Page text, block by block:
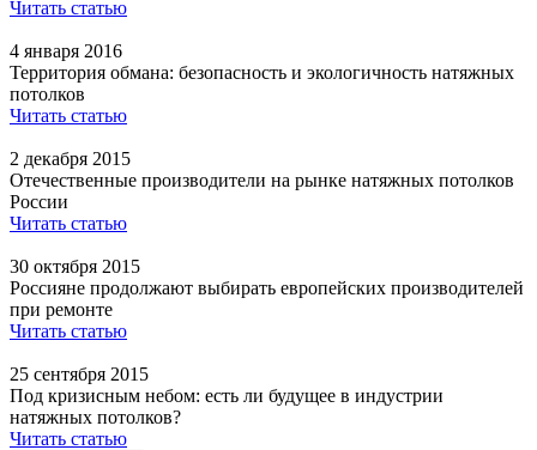
Читать статью
4 января 2016
Территория обмана: безопасность и экологичность натяжных
потолков
Читать статью
2 декабря 2015
Отечественные производители на рынке натяжных потолков
России
Читать статью
30 октября 2015
Россияне продолжают выбирать европейских производителей
при ремонте
Читать статью
25 сентября 2015
Под кризисным небом: есть ли будущее в индустрии
натяжных потолков?
Читать статью